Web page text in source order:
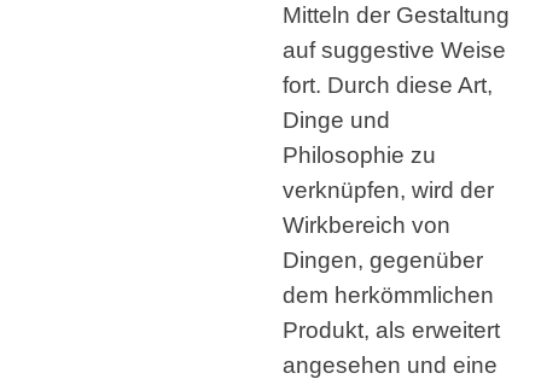
Mitteln der Gestaltung
auf suggestive Weise
fort. Durch diese Art,
Dinge und
Philosophie zu
verknüpfen, wird der
Wirkbereich von
Dingen, gegenüber
dem herkömmlichen
Produkt, als erweitert
angesehen und eine